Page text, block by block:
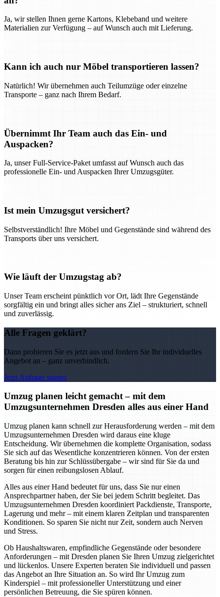
Ja, wir stellen Ihnen gerne Kartons, Klebeband und weitere
Materialien zur Verfügung – auf Wunsch auch mit Lieferung.
Kann ich auch nur Möbel transportieren lassen?
Natürlich! Wir übernehmen auch Teilumzüge oder einzelne
Transporte – ganz nach Ihrem Bedarf.
Übernimmt Ihr Team auch das Ein- und
Auspacken?
Ja, unser Full-Service-Paket umfasst auf Wunsch auch das
professionelle Ein- und Auspacken Ihrer Umzugsgüter.
Ist mein Umzugsgut versichert?
Selbstverständlich! Ihre Möbel und Gegenstände sind während des
Transports über uns versichert.
Wie läuft der Umzugstag ab?
Unser Team erscheint pünktlich vor Ort, lädt Ihre Gegenstände
sorgfältig ein und bringt alles sicher ans Ziel – strukturiert, schnell
und zuverlässig.
Alle Fragen geklärt?
Dann probieren Sie es jetzt aus und fordern Sie Ihr individuelles
Angebot an – ganz unverbindlich.
Jetzt Anfrage starten
Umzug planen leicht gemacht – mit dem
Umzugsunternehmen Dresden alles aus einer Hand
Umzug planen kann schnell zur Herausforderung werden – mit dem
Umzugsunternehmen Dresden wird daraus eine kluge
Entscheidung. Wir übernehmen die komplette Organisation, sodass
Sie sich auf das Wesentliche konzentrieren können. Von der ersten
Beratung bis hin zur Schlüssübergabe – wir sind für Sie da und
sorgen für einen reibungslosen Ablauf.
Alles aus einer Hand bedeutet für uns, dass Sie nur einen
Ansprechpartner haben, der Sie bei jedem Schritt begleitet. Das
Umzugsunternehmen Dresden koordiniert Packdienste, Transporte,
Lagerung und mehr – mit einem klaren Zeitplan und transparenten
Konditionen. So sparen Sie nicht nur Zeit, sondern auch Nerven
und Stress.
Ob Haushaltswaren, empfindliche Gegenstände oder besondere
Anforderungen – mit Dresden planen Sie Ihren Umzug zielgerichtet
und lückenlos. Unsere Experten beraten Sie individuell und passen
das Angebot an Ihre Situation an. So wird Ihr Umzug zum
Kinderspiel – mit professioneller Unterstützung und einer
persönlichen Betreuung, die Sie spüren können.